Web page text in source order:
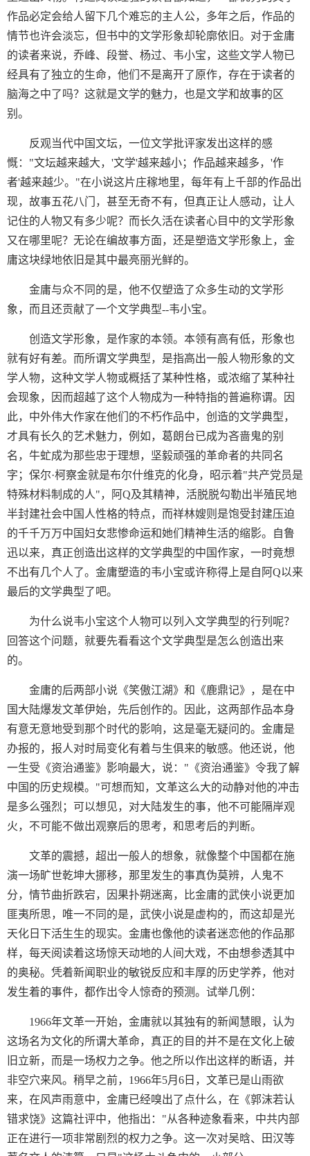
作品必定会给人留下几个难忘的主人公，多年之后，作品的
情节也许会淡忘，但书中的文学形象却轮廓依旧。对于金庸
的读者来说，乔峰、段誉、杨过、韦小宝，这些文学人物已
经具有了独立的生命，他们不是离开了原作，存在于读者的
脑海之中了吗？这就是文学的魅力，也是文学和故事的区
别。
反观当代中国文坛，一位文学批评家发出这样的感
慨："文坛越来越大，'文学'越来越小；作品越来越多，'作
者'越来越少。"在小说这片庄稼地里，每年有上千部的作品出
现，故事五花八门，甚至无奇不有，但真正让人感动，让人
记住的人物又有多少呢？而长久活在读者心目中的文学形象
又在哪里呢？无论在编故事方面，还是塑造文学形象上，金
庸这块绿地依旧是其中最亮丽光鲜的。
金庸与众不同的是，他不仅塑造了众多生动的文学形
象，而且还贡献了一个文学典型--韦小宝。
创造文学形象，是作家的本领。本领有高有低，形象也
就有好有差。而所谓文学典型，是指高出一般人物形象的文
学人物，这种文学人物或概括了某种性格，或浓缩了某种社
会现象，因而超越了这个人物成为一种特指的普遍称谓。因
此，中外伟大作家在他们的不朽作品中，创造的文学典型，
才具有长久的艺术魅力，例如，葛朗台已成为吝啬鬼的别
名，牛虻成为那些忠于理想，坚毅顽强的革命者的共同名
字；保尔·柯察金就是布尔什维克的化身，昭示着"共产党员是
特殊材料制成的人"，阿Q及其精神，活脱脱勾勒出半殖民地
半封建社会中国人性格的特点，而祥林嫂则是饱受封建压迫
的千千万万中国妇女悲惨命运和她们精神生活的缩影。自鲁
迅以来，真正创造出这样的文学典型的中国作家，一时竟想
不出有几个人了。金庸塑造的韦小宝或许称得上是自阿Q以来
最后的文学典型了吧。
为什么说韦小宝这个人物可以列入文学典型的行列呢？
回答这个问题，就要先看看这个文学典型是怎么创造出来
的。
金庸的后两部小说《笑傲江湖》和《鹿鼎记》，是在中
国大陆爆发文革伊始，先后创作的。因此，这两部作品本身
有意无意地受到那个时代的影响，这是毫无疑问的。金庸是
办报的，报人对时局变化有着与生俱来的敏感。他还说，他
一生受《资治通鉴》影响最大，说："《资治通鉴》令我了解
中国的历史规模。"可想而知，文革这么大的动静对他的冲击
是多么强烈；可以想见，对大陆发生的事，他不可能隔岸观
火，不可能不做出观察后的思考，和思考后的判断。
文革的震撼，超出一般人的想象，就像整个中国都在施
演一场旷世乾坤大挪移，那里发生的事真伪莫辨，人鬼不
分，情节曲折跌宕，因果扑朔迷离，比金庸的武侠小说更加
匪夷所思，唯一不同的是，武侠小说是虚构的，而这却是光
天化日下活生生的现实。金庸也像他的读者迷恋他的作品那
样，每天阅读着这场惊天动地的人间大戏，不由想参透其中
的奥秘。凭着新闻职业的敏锐反应和丰厚的历史学养，他对
发生着的事件，都作出令人惊奇的预测。试举几例：
1966年文革一开始，金庸就以其独有的新闻慧眼，认为
这场名为文化的所谓大革命，真正的目的并不是在文化上破
旧立新，而是一场权力之争。他之所以作出这样的断语，并
非空穴来风。稍早之前，1966年5月6日，文革已是山雨欲
来，在风声雨意中，金庸已经嗅出了点什么，在《郭沫若认
错求饶》这篇社评中，他指出："从各种迹象看来，中共内部
正在进行一项非常剧烈的权力之争。这一次对吴晗、田汉等